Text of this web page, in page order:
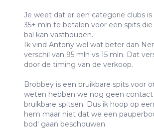
Je weet dat er een categorie clubs is
35+ mln te betalen voor een spits
bal kan vasthouden.
Ik vind Antony wel wat beter dan
verschil van 95 mln vs 15 mln. Dat
door de timing van de verkoop.
Brobbey is een bruikbare spits voor
weten hebben we nog geen
bruikbare spitsen. Dus ik hoop op
hem maar niet dat we een
bod' gaan beschouwen.